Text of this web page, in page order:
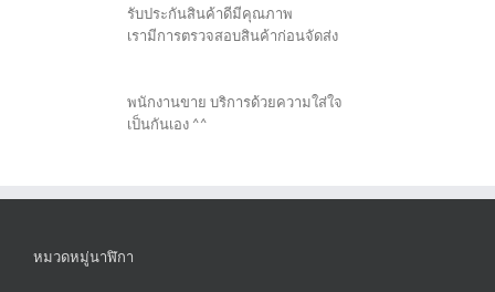
รับประกันสินค้าดีมีคุณภาพ
เรามีการตรวจสอบสินค้าก่อนจัดส่ง
พนักงานขาย บริการด้วยความใส่ใจ
เป็นกันเอง ^^
หมวดหมู่นาฬิกา